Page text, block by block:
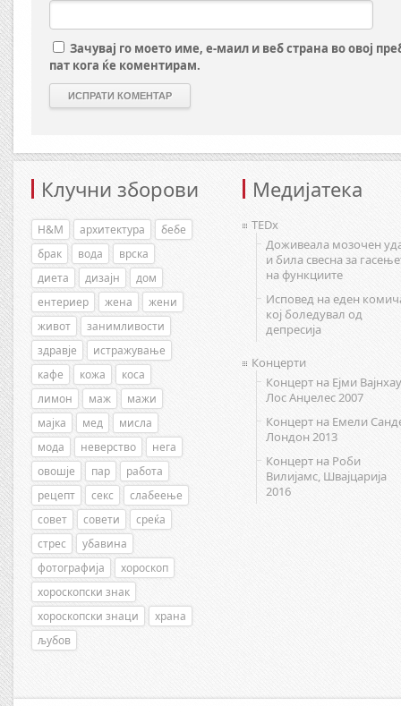
Зачувај го моето име, е-маил и веб страна во овој
пат кога ќе коментирам.
Клучни зборови
H&M архитектура
бебе
брак
вода
врска
диета
дизајн
дом
ентериер
жена
жени
живот
занимливости
здравје
истражување
кафе
кожа
коса
лимон
маж
мажи
мајка
мед
мисла
мода
неверство
нега
овошје
пар
работа
рецепт
секс
слабеење
совет
совети
среќа
стрес
убавина
фотографија
хороскоп
хороскопски знак
хороскопски знаци
храна
љубов
Медијатека
TEDx
Доживеала мозочен
и била свесна за
на функциите
Исповед на еден
кој боледувал од
депресија
Концерти
Концерт на Ејми
Лос Анџелес 2007
Концерт на Емели
Лондон 2013
Концерт на Роби
Вилијамс, Швајцарија
2016